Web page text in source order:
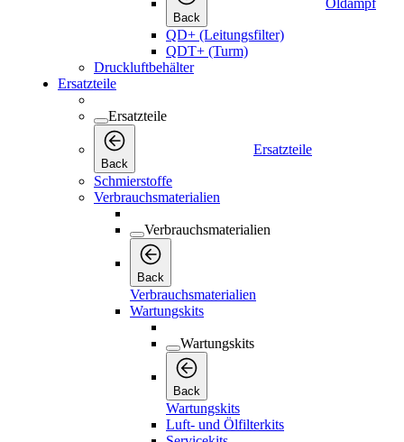
Back
Öldampf
QD+ (Leitungsfilter)
QDT+ (Turm)
Druckluftbehälter
Ersatzteile
Ersatzteile
Back
Ersatzteile
Schmierstoffe
Verbrauchsmaterialien
Verbrauchsmaterialien
Back
Verbrauchsmaterialien
Wartungskits
Wartungskits
Back
Wartungskits
Luft- und Ölfilterkits